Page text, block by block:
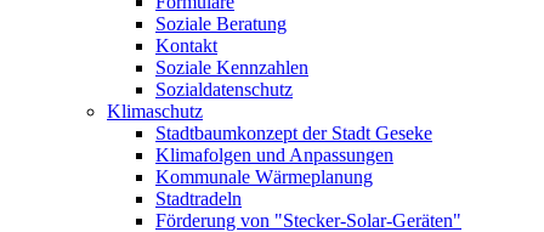
Soziale Beratung
Kontakt
Soziale Kennzahlen
Sozialdatenschutz
Klimaschutz
Stadtbaumkonzept der Stadt Geseke
Klimafolgen und Anpassungen
Kommunale Wärmeplanung
Stadtradeln
Förderung von "Stecker-Solar-Geräten"